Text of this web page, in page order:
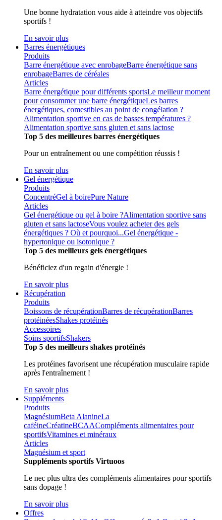
Une bonne hydratation vous aide à atteindre vos objectifs
sportifs !
En savoir plus
Barres énergétiques
Produits
Barre énergétique avec enrobageBarre énergétique sans
enrobageBarres de céréales
Articles
Barre énergétique pour différents sportsLe meilleur moment
pour consommer une barre énergétiqueLes barres
énergétiques, comestibles au point de congélation ?
Alimentation sportive en cas de basses températures ?
Alimentation sportive sans gluten et sans lactose
Top 5 des meilleures barres énergétiques
Pour un entraînement ou une compétition réussis !
En savoir plus
Gel énergétique
Produits
ConcentréGel à boirePure Nature
Articles
Gel énergétique ou gel à boire ?Alimentation sportive sans
gluten et sans lactoseVous voulez acheter des gels
énergétiques ? Où et pourquoi...Gel énergétique -
hypertonique ou isotonique ?
Top 5 des meilleurs gels énergétiques
Bénéficiez d'un regain d'énergie !
En savoir plus
Récupération
Produits
Boissons de récupérationBarres de récupérationBarres
protéinéesShakes protéinés
Accessoires
Soins sportifsShakers
Top 5 des meilleurs shakes protéinés
Les protéines favorisent une récupération musculaire rapide
après l'entraînement !
En savoir plus
Suppléments
Produits
MagnésiumBeta AlanineLa
caféineCréatineBCAACompléments alimentaires pour
sportifsVitamines et minéraux
Articles
Magnésium et sport
Suppléments sportifs Virtuoos
Le nec plus ultra des compléments alimentaires pour sportifs
sans dopage !
En savoir plus
Offres